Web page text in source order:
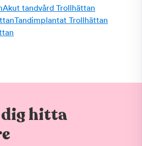
Akut tandvård Trollhättan
Tandimplantat Trollhättan
hitta